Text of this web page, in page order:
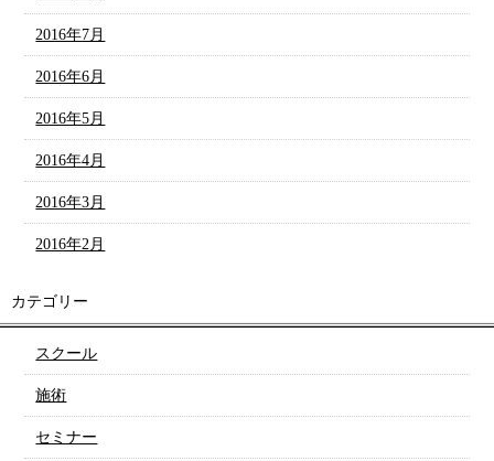
2016年7月
2016年6月
2016年5月
2016年4月
2016年3月
2016年2月
カテゴリー
スクール
施術
セミナー